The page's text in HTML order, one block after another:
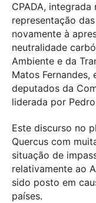
CPADA,
representação
novamente à
neutralidade
Ambiente e da
Matos
deputados da
liderada por
Este discurso no
Quercus com
situação de
relativamente ao
sido posto em
países.